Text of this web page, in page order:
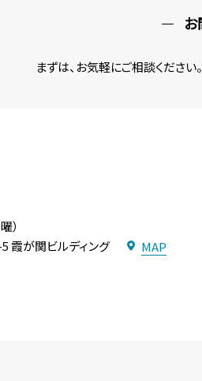
まずは、お気軽にご相談ください。
）
が関ビルディング
MAP